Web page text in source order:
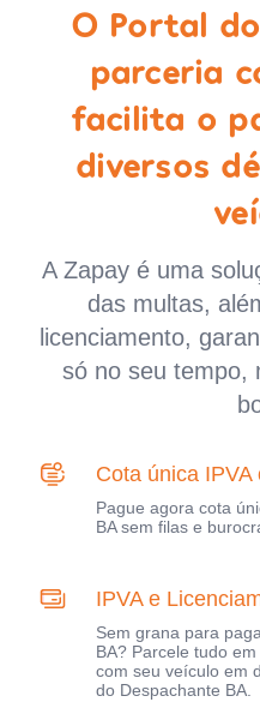
O Portal
parceria
facilita o
diversos
A Zapay é uma
das multas,
licenciamento,
só no seu tempo,
Cota única
Pague agora cota
BA sem filas e
IPVA e
Sem grana para
BA? Parcele tudo
com seu veículo em
do Despachante BA.